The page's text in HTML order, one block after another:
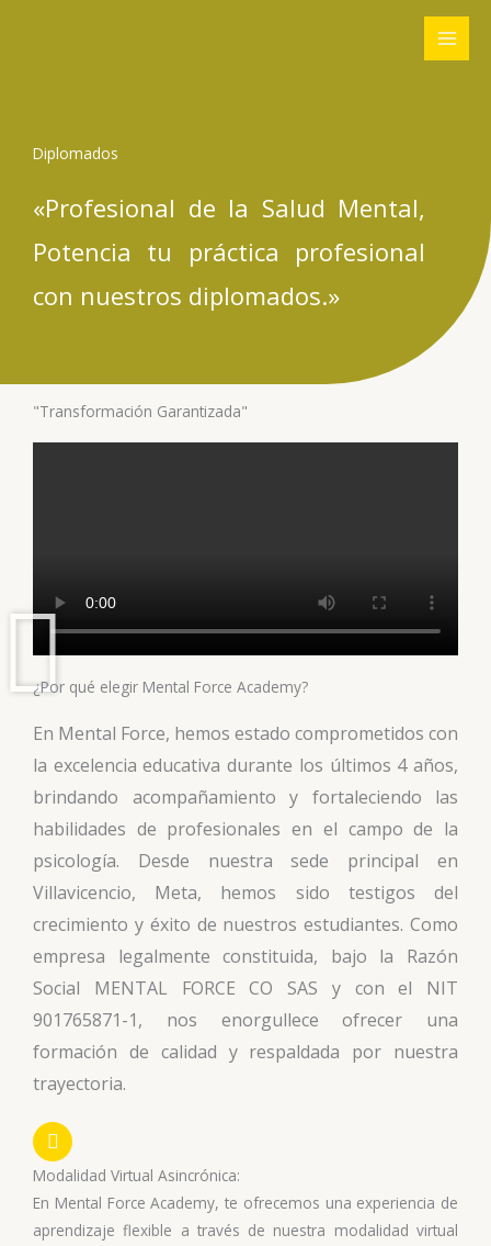
Diplomados
«Profesional de la Salud Mental,
Potencia tu práctica profesional
con nuestros diplomados.»
"Transformación Garantizada"
¿Por qué elegir Mental Force Academy?
En Mental Force, hemos estado comprometidos con
la excelencia educativa durante los últimos 4 años,
brindando acompañamiento y fortaleciendo las
habilidades de profesionales en el campo de la
psicología. Desde nuestra sede principal en
Villavicencio, Meta, hemos sido testigos del
crecimiento y éxito de nuestros estudiantes. Como
empresa legalmente constituida, bajo la Razón
Social MENTAL FORCE CO SAS y con el NIT
901765871-1, nos enorgullece ofrecer una
formación de calidad y respaldada por nuestra
trayectoria.
Modalidad Virtual Asincrónica:
En Mental Force Academy, te ofrecemos una experiencia de
aprendizaje flexible a través de nuestra modalidad virtual